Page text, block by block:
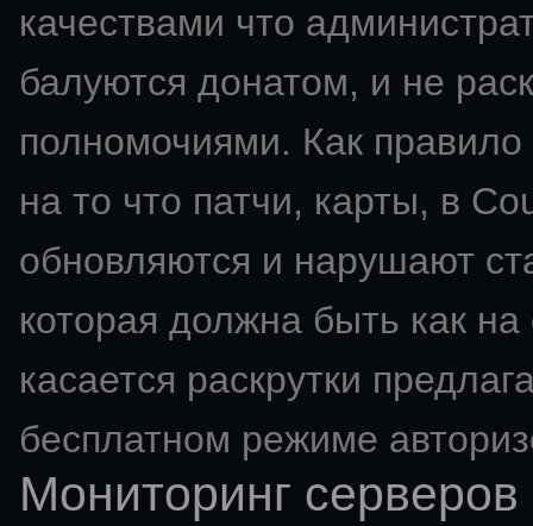
качествами что
балуются донатом, и не
полномочиями. Как правило
на то что патчи, карты, в
обновляются и нарушают
которая должна быть как
касается раскрутки
бесплатном режиме
Мониторинг серверов